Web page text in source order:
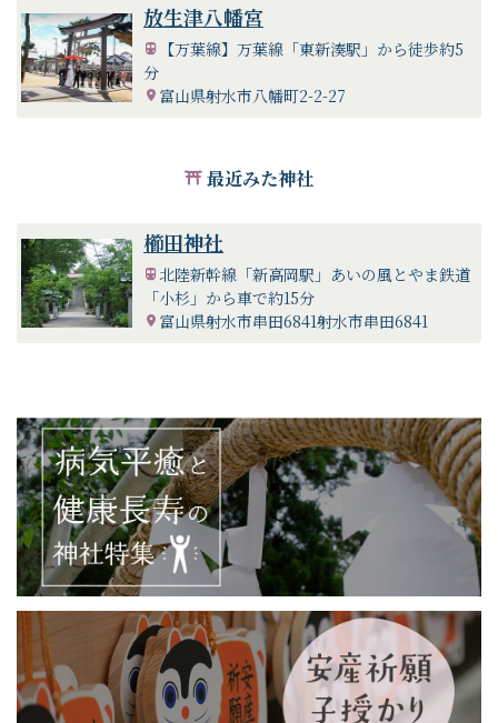
放生津八幡宮
【万葉線】万葉線「東新湊駅」から徒歩約5
分
富山県射水市八幡町2-2-27
最近みた神社
櫛田神社
北陸新幹線「新高岡駅」あいの風とやま鉄道
「小杉」から車で約15分
富山県射水市串田6841射水市串田6841